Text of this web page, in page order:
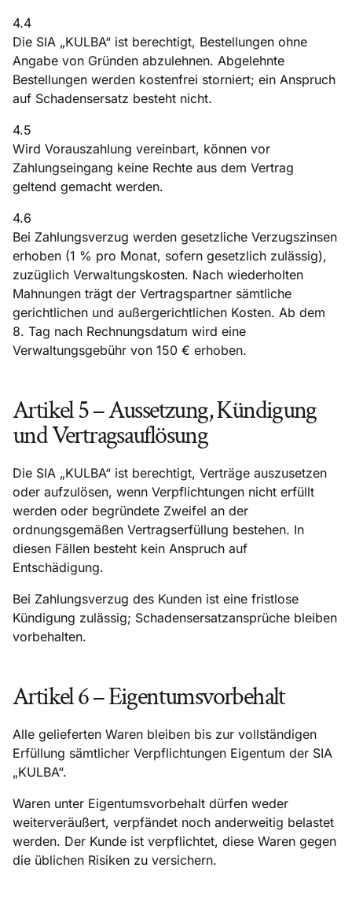
4.4
Die SIA „KULBA“ ist berechtigt, Bestellungen ohne
Angabe von Gründen abzulehnen. Abgelehnte
Bestellungen werden kostenfrei storniert; ein Anspruch
auf Schadensersatz besteht nicht.
4.5
Wird Vorauszahlung vereinbart, können vor
Zahlungseingang keine Rechte aus dem Vertrag
geltend gemacht werden.
4.6
Bei Zahlungsverzug werden gesetzliche Verzugszinsen
erhoben (1 % pro Monat, sofern gesetzlich zulässig),
zuzüglich Verwaltungskosten. Nach wiederholten
Mahnungen trägt der Vertragspartner sämtliche
gerichtlichen und außergerichtlichen Kosten. Ab dem
8. Tag nach Rechnungsdatum wird eine
Verwaltungsgebühr von 150 € erhoben.
Artikel 5 – Aussetzung, Kündigung
und Vertragsauflösung
Die SIA „KULBA“ ist berechtigt, Verträge auszusetzen
oder aufzulösen, wenn Verpflichtungen nicht erfüllt
werden oder begründete Zweifel an der
ordnungsgemäßen Vertragserfüllung bestehen. In
diesen Fällen besteht kein Anspruch auf
Entschädigung.
Bei Zahlungsverzug des Kunden ist eine fristlose
Kündigung zulässig; Schadensersatzansprüche bleiben
vorbehalten.
Artikel 6 – Eigentumsvorbehalt
Alle gelieferten Waren bleiben bis zur vollständigen
Erfüllung sämtlicher Verpflichtungen Eigentum der SIA
„KULBA“.
Waren unter Eigentumsvorbehalt dürfen weder
weiterveräußert, verpfändet noch anderweitig belastet
werden. Der Kunde ist verpflichtet, diese Waren gegen
die üblichen Risiken zu versichern.